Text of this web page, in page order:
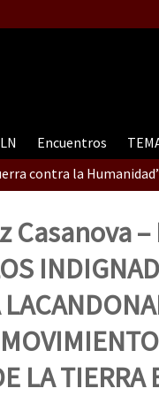
Encuentros
contra la
contra a
Casanova –
LA TIERRA